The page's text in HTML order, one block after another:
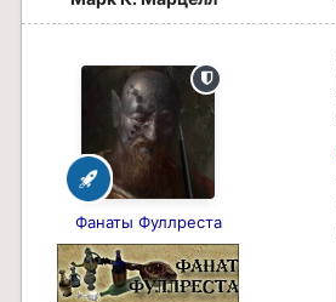
Фанаты Фуллреста